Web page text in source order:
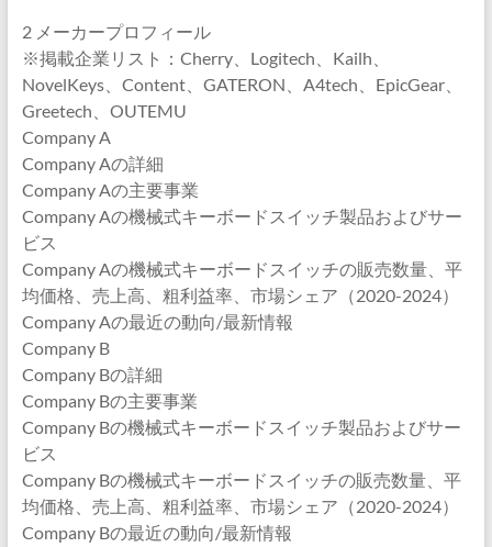
2 メーカープロフィール
※掲載企業リスト：Cherry、Logitech、Kailh、
NovelKeys、Content、GATERON、A4tech、EpicGear、
Greetech、OUTEMU
Company A
Company Aの詳細
Company Aの主要事業
Company Aの機械式キーボードスイッチ製品およびサー
ビス
Company Aの機械式キーボードスイッチの販売数量、平
均価格、売上高、粗利益率、市場シェア（2020-2024）
Company Aの最近の動向/最新情報
Company B
Company Bの詳細
Company Bの主要事業
Company Bの機械式キーボードスイッチ製品およびサー
ビス
Company Bの機械式キーボードスイッチの販売数量、平
均価格、売上高、粗利益率、市場シェア（2020-2024）
Company Bの最近の動向/最新情報